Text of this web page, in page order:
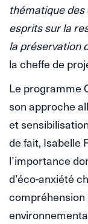
thématique
esprits sur la
la préservation
la cheffe de
Le programme
son approche
et
de fait, Isabelle
l’importance
d’éco-anxiété